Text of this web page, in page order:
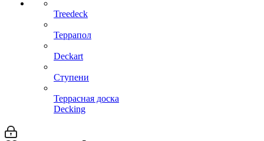
Treedeck
Террапол
Deckart
Ступени
Террасная доска
Decking